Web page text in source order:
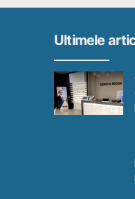
Ultimele